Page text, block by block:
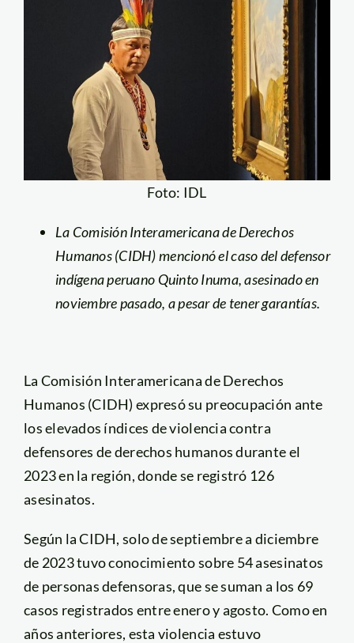
Foto: IDL
La Comisión Interamericana de Derechos
Humanos (CIDH) mencionó el caso del defensor
indígena peruano Quinto Inuma, asesinado en
noviembre pasado, a pesar de tener garantías.
La Comisión Interamericana de Derechos
Humanos (CIDH) expresó su preocupación ante
los elevados índices de violencia contra
defensores de derechos humanos durante el
2023 en la región, donde se registró 126
asesinatos.
Según la CIDH, solo de septiembre a diciembre
de 2023 tuvo conocimiento sobre 54 asesinatos
de personas defensoras, que se suman a los 69
casos registrados entre enero y agosto. Como en
años anteriores, esta violencia estuvo